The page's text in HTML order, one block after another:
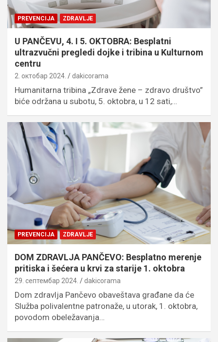
PREVENCIJA ZDRAVLJE
U PANČEVU, 4. I 5. OKTOBRA: Besplatni
ultrazvučni pregledi dojke i tribina u Kulturnom
centru
2. октобар 2024. dakicorama
Humanitarna tribina „Zdrave žene – zdravo društvo”
biće održana u subotu, 5. oktobra, u 12 sati,…
PREVENCIJA ZDRAVLJE
DOM ZDRAVLJA PANČEVO: Besplatno merenje
pritiska i šećera u krvi za starije 1. oktobra
29. септембар 2024. dakicorama
Dom zdravlja Pančevo obaveštava građane da će
Služba polivalentne patronaže, u utorak, 1. oktobra,
povodom obeležavanja…